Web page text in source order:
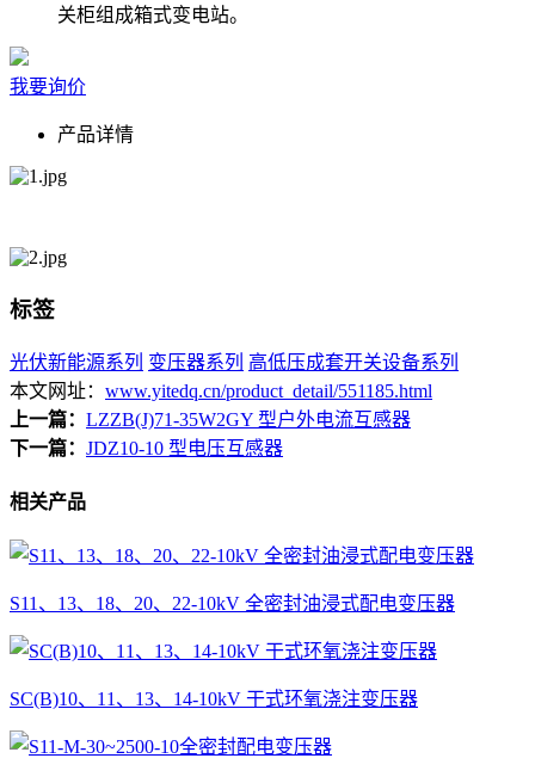
关柜组成箱式变电站。
我要询价
产品详情
标签
光伏新能源系列 变压器系列 高低压成套开关设备系列
本文网址： www.yitedq.cn/product_detail/551185.html
上一篇： LZZB(J)71-35W2GY 型户外电流互感器
下一篇： JDZ10-10 型电压互感器
相关产品
S11、13、18、20、22-10kV 全密封油浸式配电变压器
SC(B)10、11、13、14-10kV 干式环氧浇注变压器